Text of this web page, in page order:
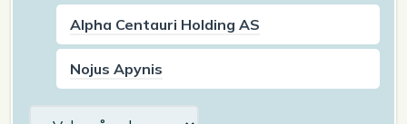
Alpha Centauri Holding AS
Nojus Apynis